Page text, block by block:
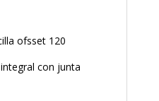
ofsset 120
con junta